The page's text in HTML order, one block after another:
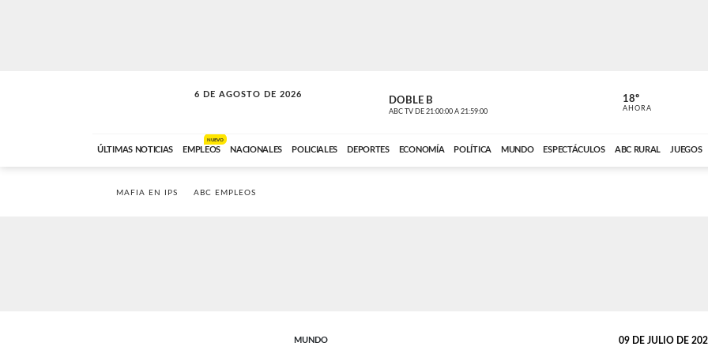
6 DE AGOSTO DE 2026
SOLO MÚSICA DOBLE B
ABC TV DE 21:00:00 A 21:59:00 ABC CARDINAL
18º
AHORA
ÚLTIMAS NOTICIAS EMPLEOS
NUEVO
NACIONALES POLICIALES DEPORTES ECONOMÍA POLÍTICA MUNDO ESPECTÁCULOS ABC RURAL JUEGOS
MAFIA EN IPS ABC EMPLEOS
MUNDO 09 DE JULIO DE